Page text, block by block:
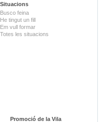
Situacions
Busco feina
He tingut un fill
Em vull formar
Totes les situacions
Promoció de la Vila